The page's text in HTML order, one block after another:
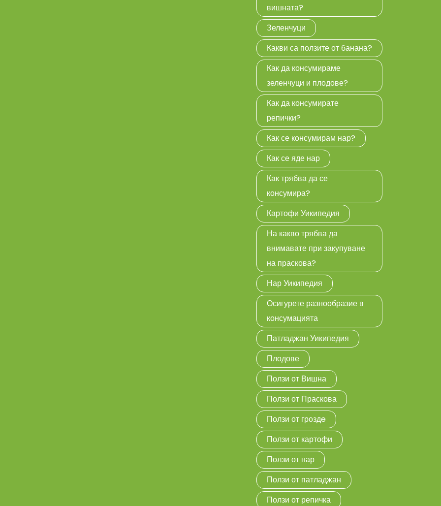
вишната?
Зеленчуци
Какви са ползите от банана?
Как да консумираме
зеленчуци и плодове?
Как да консумирате
репички?
Как се консумирам нар?
Как се яде нар
Как трябва да се
консумира?
Картофи Уикипедия
На какво трябва да
внимавате при закупуване
на праскова?
Нар Уикипедия
Осигурете разнообразие в
консумацията
Патладжан Уикипедия
Плодове
Ползи от Вишна
Ползи от Праскова
Ползи от гроздe
Ползи от картофи
Ползи от нар
Ползи от патладжан
Ползи от репичка